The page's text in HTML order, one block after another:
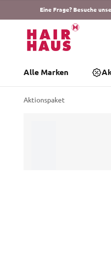
Eine Frage? Besuche
Alle Marken
Aktionspaket